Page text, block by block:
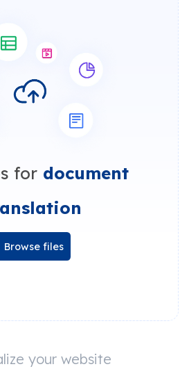
for document
Browse files
your website